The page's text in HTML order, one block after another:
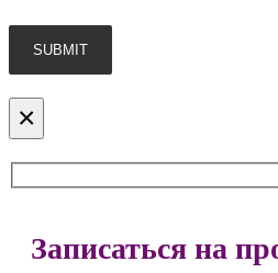
×
Записаться на